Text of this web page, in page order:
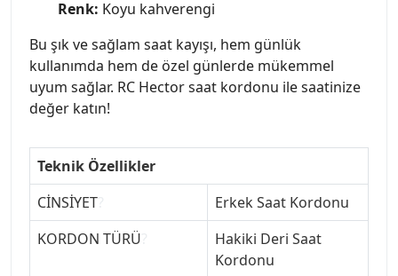
Renk: Koyu kahverengi
Bu şık ve sağlam saat kayışı, hem günlük
kullanımda hem de özel günlerde mükemmel
uyum sağlar. RC Hector saat kordonu ile saatinize
değer katın!
Teknik Özellikler
CİNSİYET
Erkek Saat Kordonu
KORDON TÜRÜ
Hakiki Deri Saat
Kordonu